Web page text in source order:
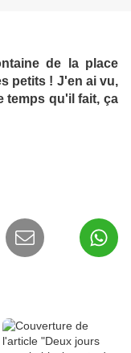
de la place
petits ! J'en ai vu,
temps qu'il fait, ça